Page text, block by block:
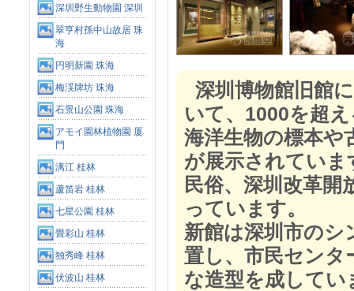
深圳野生動物園 深圳
翠亨村孫中山故居 珠
海
円明新園 珠海
梅渓牌坊 珠海
石景山公園 珠海
アモイ園林植物園 厦
門
漓江 桂林
蘆笛岩 桂林
七星公園 桂林
畳彩山 桂林
独秀峰 桂林
伏波山 桂林
深圳博物館旧館
いて、1000を超
海洋生物の標本や
が展示されていま
民俗、深圳改革
っています。
新館は深圳市のシ
置し、市民センタ
な造型を成してい